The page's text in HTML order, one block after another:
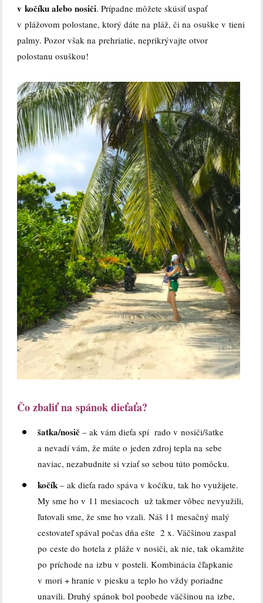
v kočíku alebo nosiči. Prípadne môžete skúsiť uspať
v plážovom polostane, ktorý dáte na pláž, či na osuške v tieni
palmy. Pozor však na prehriatie, neprikrývajte otvor
polostanu osuškou!
Čo zbaliť na spánok dieťaťa?
šatka/nosič – ak vám dieťa spí rado v nosiči/šatke
a nevadí vám, že máte o jeden zdroj tepla na sebe
naviac, nezabudnite si vziať so sebou túto pomôcku.
kočík – ak dieťa rado spáva v kočíku, tak ho využijete.
My sme ho v 11 mesiacoch už takmer vôbec nevyužili,
ľutovali sme, že sme ho vzali. Náš 11 mesačný malý
cestovateľ spával počas dňa ešte 2 x. Väčšinou zaspal
po ceste do hotela z pláže v nosiči, ak nie, tak okamžite
po príchode na izbu v posteli. Kombinácia čľapkanie
v mori + hranie v piesku a teplo ho vždy poriadne
unavili. Druhý spánok bol poobede väčšinou na izbe,